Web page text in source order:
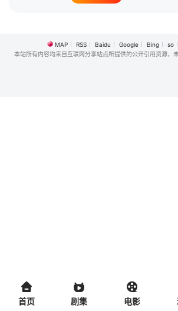
MAP RSS Baidu Google Bing so
本站所有内容均来自互联网分享站点所提供的公开引用资源，
首页 剧集 电影